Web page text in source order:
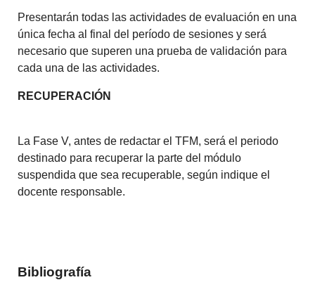
Presentarán todas las actividades de evaluación en una
única fecha al final del período de sesiones y será
necesario que superen una prueba de validación para
cada una de las actividades.
RECUPERACIÓN
La Fase V, antes de redactar el TFM, será el periodo
destinado para recuperar la parte del módulo
suspendida que sea recuperable, según indique el
docente responsable.
Bibliografía